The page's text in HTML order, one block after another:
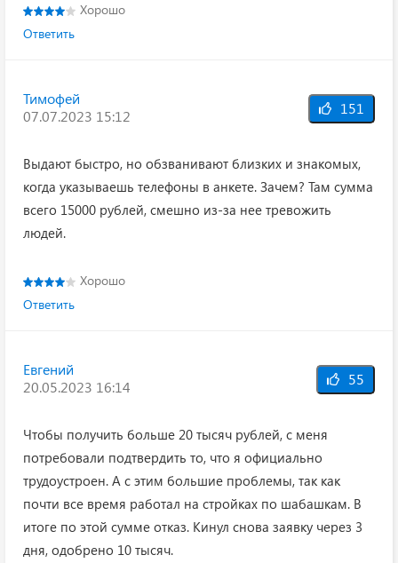
Хорошо
Ответить
Тимофей
07.07.2023 15:12
151
Выдают быстро, но обзванивают близких и знакомых,
когда указываешь телефоны в анкете. Зачем? Там сумма
всего 15000 рублей, смешно из-за нее тревожить
людей.
Хорошо
Ответить
Евгений
20.05.2023 16:14
55
Чтобы получить больше 20 тысяч рублей, с меня
потребовали подтвердить то, что я официально
трудоустроен. А с этим большие проблемы, так как
почти все время работал на стройках по шабашкам. В
итоге по этой сумме отказ. Кинул снова заявку через 3
дня, одобрено 10 тысяч.